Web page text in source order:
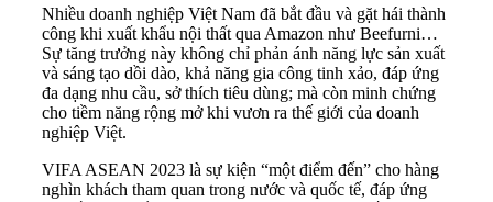
Nhiều doanh nghiệp Việt Nam đã bắt đầu và gặt hái thành
công khi xuất khẩu nội thất qua Amazon như Beefurni…
Sự tăng trưởng này không chỉ phản ánh năng lực sản xuất
và sáng tạo dồi dào, khả năng gia công tinh xảo, đáp ứng
đa dạng nhu cầu, sở thích tiêu dùng; mà còn minh chứng
cho tiềm năng rộng mở khi vươn ra thế giới của doanh
nghiệp Việt.
VIFA ASEAN 2023 là sự kiện “một điểm đến” cho hàng
nghìn khách tham quan trong nước và quốc tế, đáp ứng